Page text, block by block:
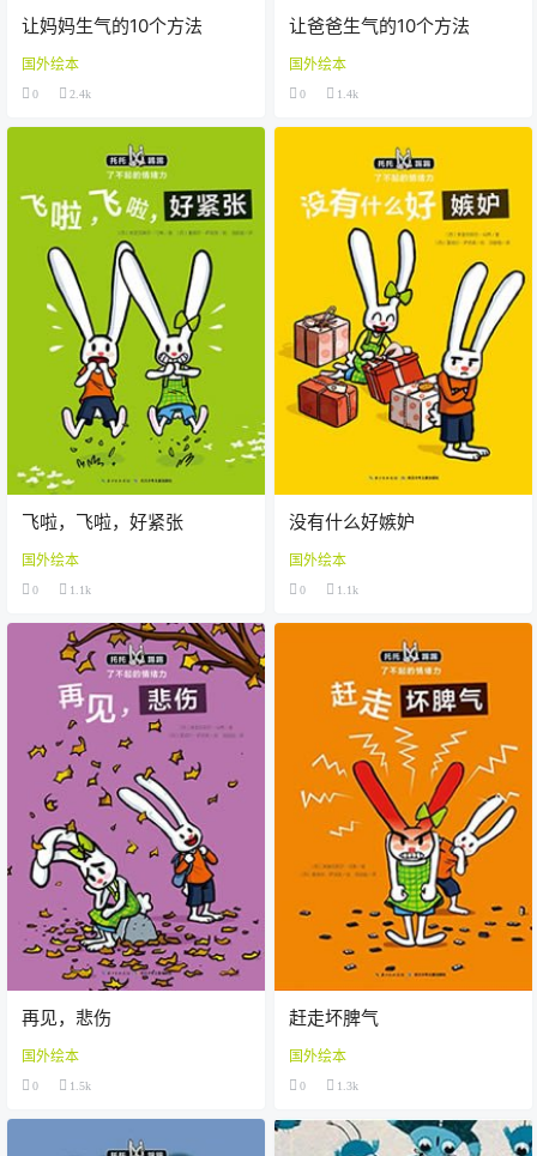
让妈妈生气的10个方法
国外绘本
0 2.4k
让爸爸生气的10个方法
国外绘本
0 1.4k
飞啦，飞啦，好紧张
国外绘本
0 1.1k
没有什么好嫉妒
国外绘本
0 1.1k
再见，悲伤
国外绘本
0 1.5k
赶走坏脾气
国外绘本
0 1.3k